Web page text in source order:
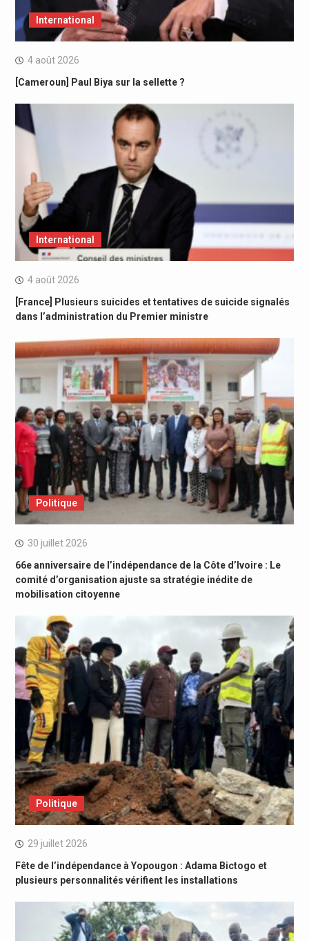
International
4 août 2026
[Cameroun] Paul Biya sur la sellette ?
International
4 août 2026
[France] Plusieurs suicides et tentatives de suicide signalés
dans l’administration du Premier ministre
Politique
30 juillet 2026
66e anniversaire de l’indépendance de la Côte d’Ivoire : Le
comité d’organisation ajuste sa stratégie inédite de
mobilisation citoyenne
Politique
29 juillet 2026
Fête de l’indépendance à Yopougon : Adama Bictogo et
plusieurs personnalités vérifient les installations